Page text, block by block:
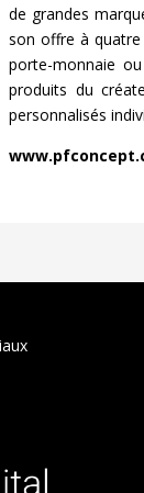
de grandes
son offre à quatre
porte-monnaie
produits du
personnalisés